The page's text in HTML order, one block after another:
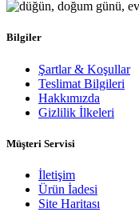
Bilgiler
Şartlar & Koşullar
Teslimat Bilgileri
Hakkımızda
Gizlilik İlkeleri
Müşteri Servisi
İletişim
Ürün İadesi
Site Haritası